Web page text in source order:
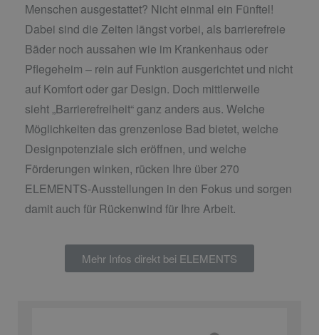
Menschen ausgestattet? Nicht einmal ein Fünftel!
Dabei sind die Zeiten längst vorbei, als barrierefreie
Bäder noch aussahen wie im Krankenhaus oder
Pflegeheim – rein auf Funktion ausgerichtet und nicht
auf Komfort oder gar Design. Doch mittlerweile
sieht „Barrierefreiheit“ ganz anders aus. Welche
Möglichkeiten das grenzenlose Bad bietet, welche
Designpotenziale sich eröffnen, und welche
Förderungen winken, rücken Ihre über 270
ELEMENTS-Ausstellungen in den Fokus und sorgen
damit auch für Rückenwind für Ihre Arbeit.
Mehr Infos direkt bei ELEMENTS